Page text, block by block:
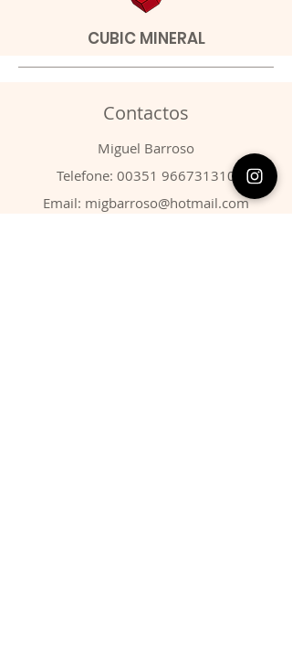
CUBIC MINERAL
Contactos
​Miguel Barroso
Telefone: 00351 966731310
Email: migbarroso@hotmail.com